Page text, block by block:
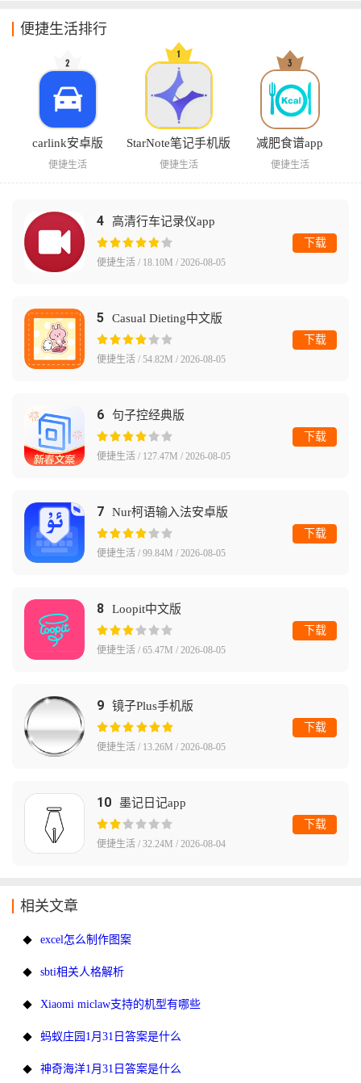
便捷生活排行
carlink安卓版
便捷生活
StarNote笔记手机版
便捷生活
减肥食谱app
便捷生活
4 高清行车记录仪app
便捷生活 / 18.10M / 2026-08-05
下载
5 Casual Dieting中文版
便捷生活 / 54.82M / 2026-08-05
下载
6 句子控经典版
便捷生活 / 127.47M / 2026-08-05
下载
7 Nur柯语输入法安卓版
便捷生活 / 99.84M / 2026-08-05
下载
8 Loopit中文版
便捷生活 / 65.47M / 2026-08-05
下载
9 镜子Plus手机版
便捷生活 / 13.26M / 2026-08-05
下载
10 墨记日记app
便捷生活 / 32.24M / 2026-08-04
下载
相关文章
excel怎么制作图案
sbti相关人格解析
Xiaomi miclaw支持的机型有哪些
蚂蚁庄园1月31日答案是什么
神奇海洋1月31日答案是什么